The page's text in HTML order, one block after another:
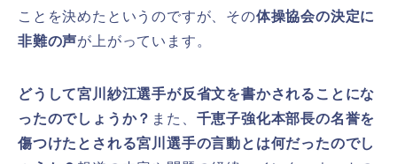
ことを決めたというのですが、その体操協会の決定に
非難の声が上がっています。
どうして宮川紗江選手が反省文を書かされることにな
ったのでしょうか？ また、 千恵子強化本部長の名誉を
傷つけたとされる宮川選手の言動とは何だったのでし